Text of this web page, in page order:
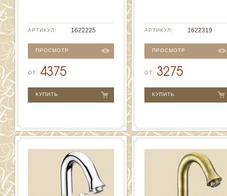
АРТИКУЛ: 1622225
ПРОСМОТР
ОТ: 4375
КУПИТЬ
АРТИКУЛ: 1622319
ПРОСМОТР
ОТ: 3275
КУПИТЬ